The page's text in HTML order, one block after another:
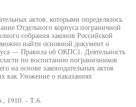
актов, которыми определялось
Отдельного корпуса пограничной
собрания законов Российской
найти основной документ о
— Правила об ОКПС1. Деятельность
по воспитанию пограничников
на основе законодательных актов
как Уложение о наказаниях
1910. - Т.6.